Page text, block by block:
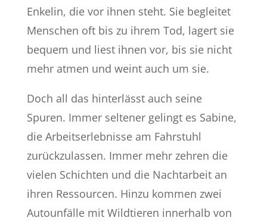
Enkelin, die vor ihnen steht. Sie begleitet
Menschen oft bis zu ihrem Tod, lagert sie
bequem und liest ihnen vor, bis sie nicht
mehr atmen und weint auch um sie.
Doch all das hinterlässt auch seine
Spuren. Immer seltener gelingt es Sabine,
die Arbeitserlebnisse am Fahrstuhl
zurückzulassen. Immer mehr zehren die
vielen Schichten und die Nachtarbeit an
ihren Ressourcen. Hinzu kommen zwei
Autounfälle mit Wildtieren innerhalb von